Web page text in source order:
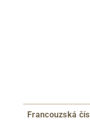
Francouzská